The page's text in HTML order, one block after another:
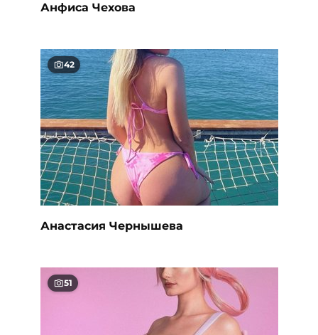
Анфиса Чехова
42
Анастасия Чернышева
51